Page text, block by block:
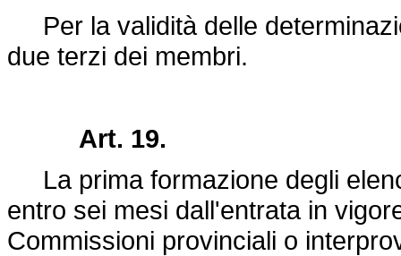
Per la validità delle
due terzi dei membri.
Art. 19.
La prima formazione degli
entro sei mesi dall'entrata in
Commissioni provinciali o